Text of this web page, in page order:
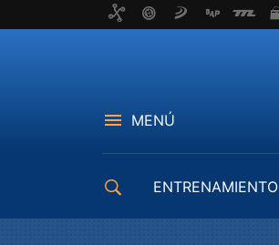
MENÚ
ENTRENAMIENTO